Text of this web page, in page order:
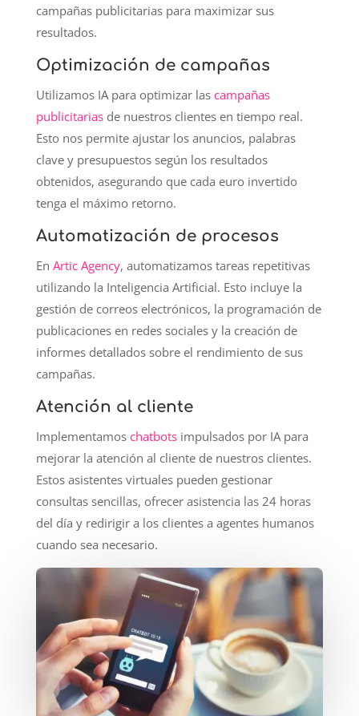
campañas publicitarias para maximizar sus
resultados.
Optimización de campañas
Utilizamos IA para optimizar las campañas
publicitariasde nuestros clientes en tiempo real.
Esto nos permite ajustar los anuncios, palabras
clave y presupuestos según los resultados
obtenidos, asegurando que cada euro invertido
tenga el máximo retorno.
Automatización de procesos
En Artic Agency, automatizamos tareas repetitivas
utilizando la Inteligencia Artificial. Esto incluye la
gestión de correos electrónicos, la programación de
publicaciones en redes sociales y la creación de
informes detallados sobre el rendimiento de sus
campañas.
Atención al cliente
Implementamos chatbotsimpulsados por IA para
mejorar la atención al cliente de nuestros clientes.
Estos asistentes virtuales pueden gestionar
consultas sencillas, ofrecer asistencia las 24 horas
del día y redirigir a los clientes a agentes humanos
cuando sea necesario.